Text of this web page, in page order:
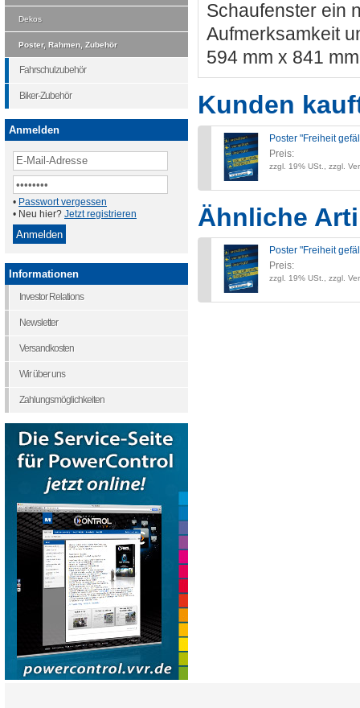
Schaufenster ein
Aufmerksamkeit
594 mm x 841 mm
Kunden
Poster "Freiheit
Preis:
zzgl. 19% USt., zzgl.
Ähnliche
Poster "Freiheit
Preis:
zzgl. 19% USt., zzgl.
Dekos
Poster, Rahmen, Zubehör
Fahrschulzubehör
Biker-Zubehör
Anmelden
• Passwort vergessen
• Neu hier? Jetzt registrieren
Informationen
Investor Relations
Newsletter
Versandkosten
Wir über uns
Zahlungsmöglichkeiten